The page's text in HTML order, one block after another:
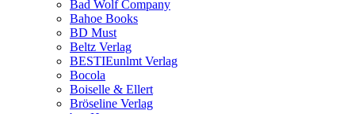
Bad Wolf Company
Bahoe Books
BD Must
Beltz Verlag
BESTIEunlmt Verlag
Bocola
Boiselle & Ellert
Bröseline Verlag